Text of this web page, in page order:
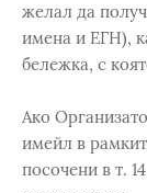
желал да
имена и ЕГН),
бележка, с
Ако
имейл в
посочени в т.